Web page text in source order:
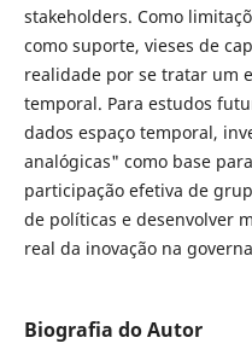
stakeholders. Como
como suporte, vieses de
realidade por se tratar um
temporal. Para estudos
dados espaço temporal,
analógicas" como base
participação efetiva de
de políticas e desenvolver
real da inovação na
Biografia do Autor